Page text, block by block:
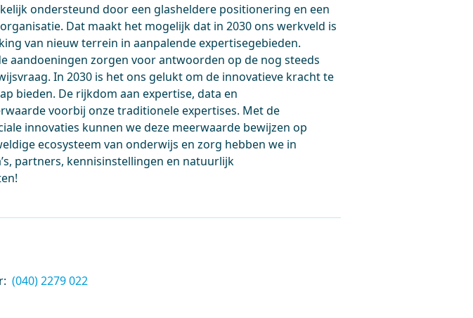
ondersteund door een glasheldere positionering en een
Dat maakt het mogelijk dat in 2030 ons werkveld is
van nieuw terrein in aanpalende expertisegebieden.
aandoeningen zorgen voor antwoorden op de nog steeds
In 2030 is het ons gelukt om de innovatieve kracht te
bieden. De rijkdom aan expertise, data en
voorbij onze traditionele expertises. Met de
innovaties kunnen we deze meerwaarde bewijzen op
ecosysteem van onderwijs en zorg hebben we in
partners, kennisinstellingen en natuurlijk
(040) 2279 022